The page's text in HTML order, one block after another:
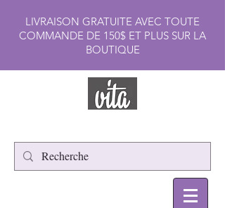
LIVRAISON GRATUITE AVEC TOUTE
COMMANDE DE 150$ ET PLUS SUR LA
BOUTIQUE